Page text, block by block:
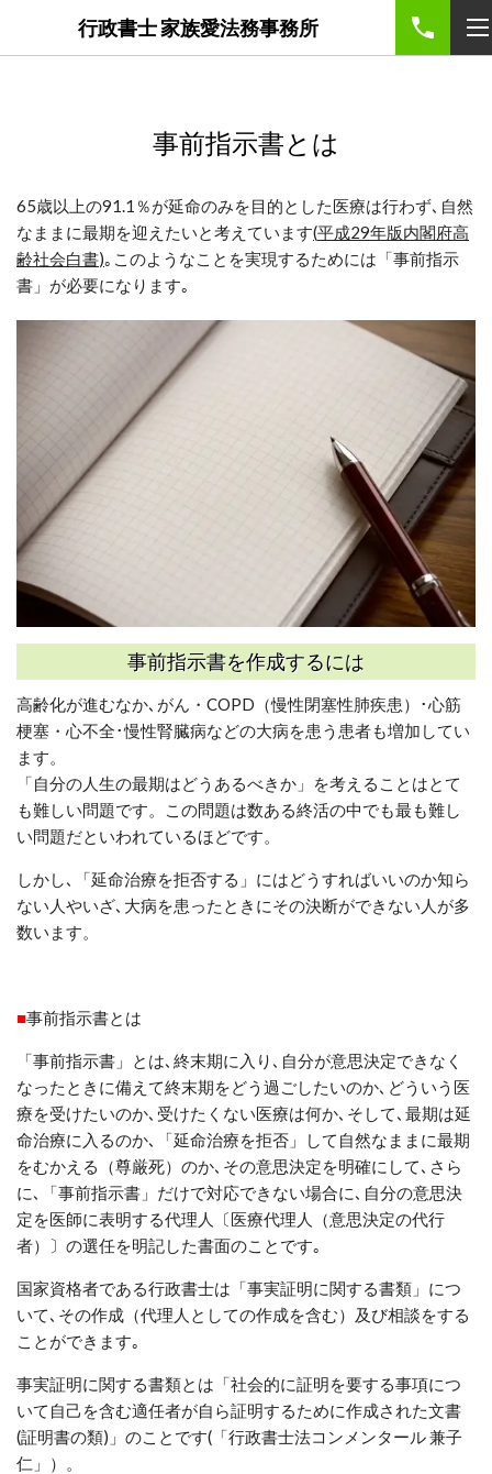
行政書士 家族愛法務事務所
事前指示書とは
65歳以上の91.1 ％が延命のみを目的とした医療は行わず､ 自然
なままに最期を迎えたいと考えています(平成29年版内閣府高
齢社会白書)｡このようなことを実現するためには「事前指示
書」が必要になります｡
事前指示書を作成するには
高齢化が進むなか､ がん・ COPD （慢性閉塞性肺疾患）･心筋
梗塞・心不全･慢性腎臓病などの大病を患う患者も増加してい
ます。
「自分の人生の最期はどうあるべきか」を考えることはとて
も難しい問題です。この問題は数ある終活の中でも最も難し
い問題だといわれているほどです。
しかし､「延命治療を拒否する」にはどうすればいいのか知ら
ない人やいざ､ 大病を患ったときにその決断ができない人が多
数います。
■事前指示書とは
「事前指示書」とは､終末期に入り､ 自分が意思決定できなく
なったときに備えて終末期をどう過ごしたいのか､どういう医
療を受けたいのか､受けたくない医療は何か､そして､最期は延
命治療に入るのか､ 「延命治療を拒否 」
して自然なままに最期
をむかえる（尊厳死）のか､その意思決定を明確に して､ さら
に､
「事前指示書 」 だけで対応できない場合に､自分の意思決
定を医師に表明する代理人〔医療代理人（意思決定の代行
者）〕の選任を明記した書面のことです｡
国家資格者である行政書士は「事実証明に関する書類」につ
いて､その作成（代理人としての作成を含む）及び相談をする
ことができます｡
事実証明に関する書類とは「社会的に証明を要する事項につ
いて自己を含む適任者が自ら証明するために作成された文書
(証明書の類) 」のことです(「行政書士法コンメンタール 兼子
仁」）。